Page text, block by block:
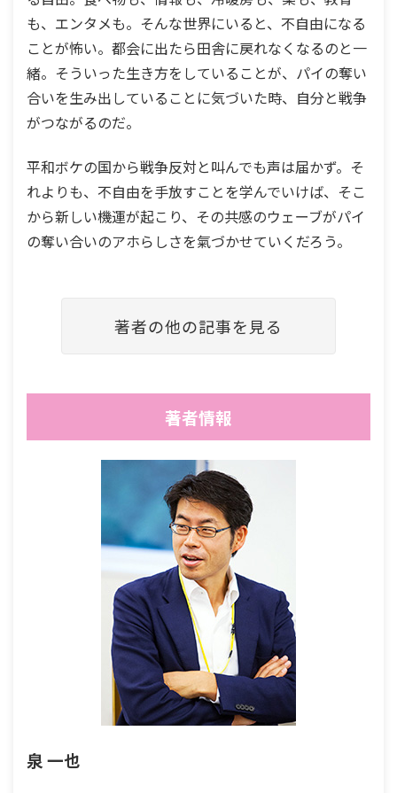
も、エンタメも。そんな世界にいると、不自由になる
ことが怖い。都会に出たら田舎に戻れなくなるのと一
緒。そういった生き方をしていることが、パイの奪い
合いを生み出していることに気づいた時、自分と戦争
がつながるのだ。
平和ボケの国から戦争反対と叫んでも声は届かず。そ
れよりも、不自由を手放すことを学んでいけば、そこ
から新しい機運が起こり、その共感のウェーブがパイ
の奪い合いのアホらしさを氣づかせていくだろう。
著者の他の記事を見る
著者情報
泉 一也